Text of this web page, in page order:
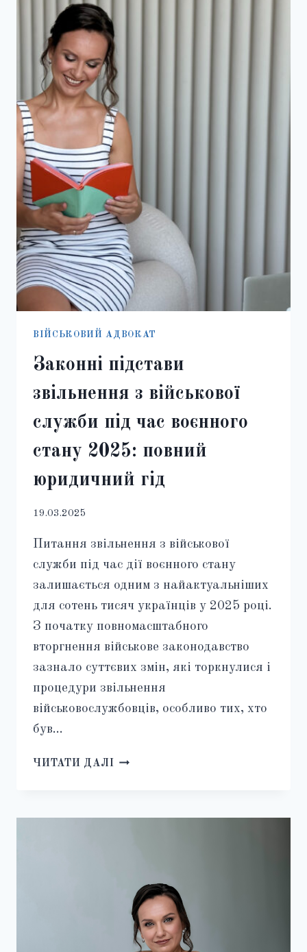
ВІЙСЬКОВИЙ АДВОКАТ
Законні підстави
звільнення з військової
служби під час воєнного
стану 2025: повний
юридичний гід
19.03.2025
Питання звільнення з військової
служби під час дії воєнного стану
залишається одним з найактуальніших
для сотень тисяч українців у 2025 році.
З початку повномасштабного
вторгнення військове законодавство
зазнало суттєвих змін, які торкнулися і
процедури звільнення
військовослужбовців, особливо тих, хто
був…
ЧИТАТИ ДАЛІЗАКОННІ
ВОЄННОГО
СТАНУ
2025:
ПОВНИЙ